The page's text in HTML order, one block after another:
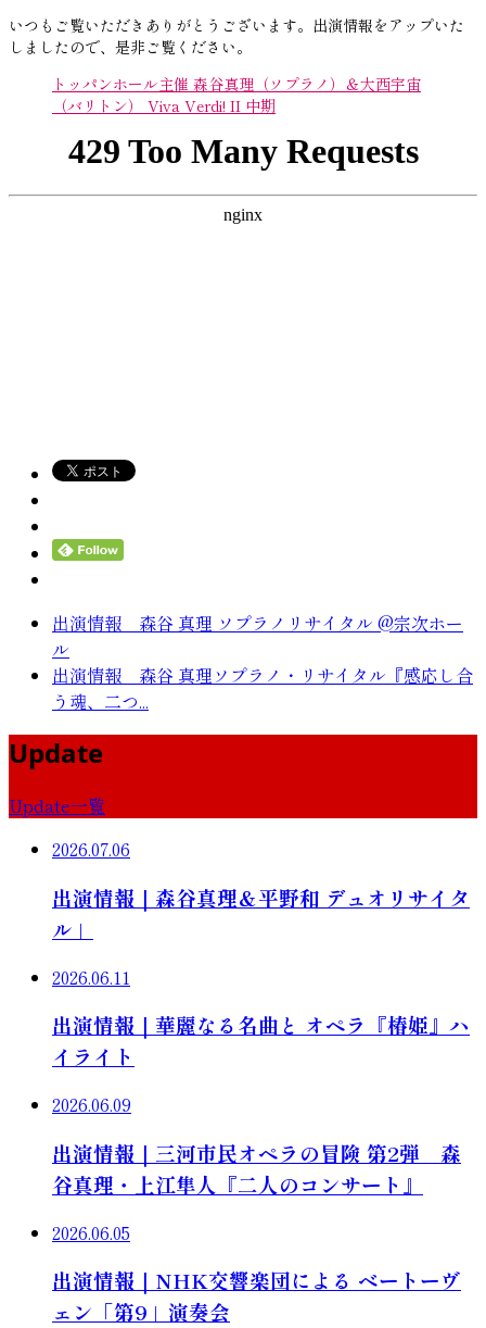
いつもご覧いただきありがとうございます。出演情報をアップいた
しましたので、是非ご覧ください。
トッパンホール主催 森谷真理（ソプラノ）＆大西宇宙
（バリトン） Viva Verdi! II 中期
出演情報 森谷 真理 ソプラノリサイタル @宗次ホー
ル
出演情報 森谷 真理ソプラノ・リサイタル『感応し合
う魂、二つ...
Update
Update一覧
2026.07.06
出演情報｜森谷真理＆平野和 デュオリサイタ
ル」
2026.06.11
出演情報｜華麗なる名曲と オペラ『椿姫』ハ
イライト
2026.06.09
出演情報｜三河市民オペラの冒険 第2弾 森
谷真理・上江隼人『二人のコンサート』
2026.06.05
出演情報｜NHK交響楽団による ベートーヴ
ェン「第9」演奏会